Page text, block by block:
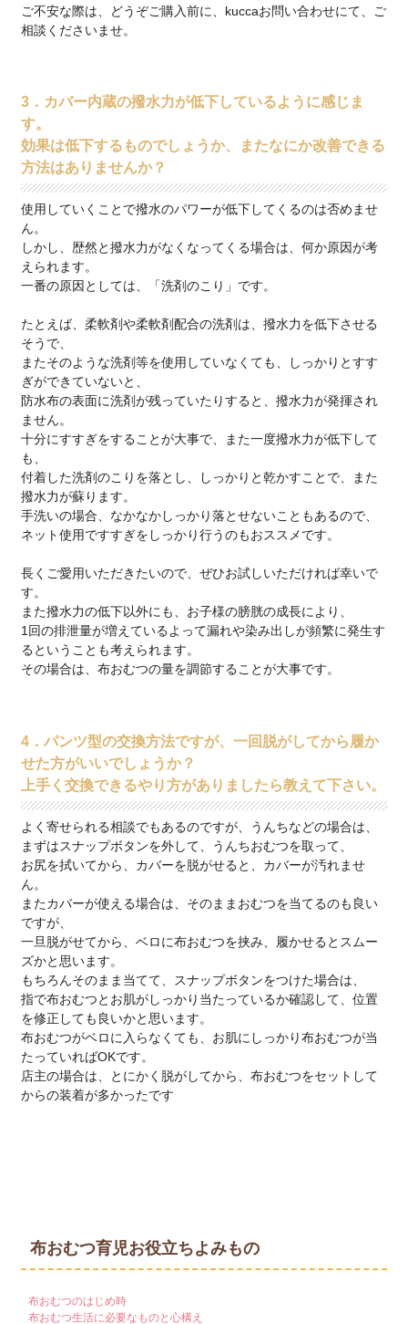
ご不安な際は、どうぞご購入前に、kuccaお問い合わせにて、ご
相談くださいませ。
3．カバー内蔵の撥水力が低下しているように感じま
す。
効果は低下するものでしょうか、またなにか改善できる
方法はありませんか？
使用していくことで撥水のパワーが低下してくるのは否めませ
ん。
しかし、歴然と撥水力がなくなってくる場合は、何か原因が考
えられます。
一番の原因としては、「洗剤のこり」です。
たとえば、柔軟剤や柔軟剤配合の洗剤は、撥水力を低下させる
そうで、
またそのような洗剤等を使用していなくても、しっかりとすす
ぎができていないと、
防水布の表面に洗剤が残っていたりすると、撥水力が発揮され
ません。
十分にすすぎをすることが大事で、また一度撥水力が低下して
も、
付着した洗剤のこりを落とし、しっかりと乾かすことで、また
撥水力が蘇ります。
手洗いの場合、なかなかしっかり落とせないこともあるので、
ネット使用ですすぎをしっかり行うのもおススメです。
長くご愛用いただきたいので、ぜひお試しいただければ幸いで
す。
また撥水力の低下以外にも、お子様の膀胱の成長により、
1回の排泄量が増えているよって漏れや染み出しが頻繁に発生す
るということも考えられます。
その場合は、布おむつの量を調節することが大事です。
4．パンツ型の交換方法ですが、一回脱がしてから履か
せた方がいいでしょうか？
上手く交換できるやり方がありましたら教えて下さい。
よく寄せられる相談でもあるのですが、うんちなどの場合は、
まずはスナップボタンを外して、うんちおむつを取って、
お尻を拭いてから、カバーを脱がせると、カバーが汚れませ
ん。
またカバーが使える場合は、そのままおむつを当てるのも良い
ですが、
一旦脱がせてから、ベロに布おむつを挟み、履かせるとスムー
ズかと思います。
もちろんそのまま当てて、スナップボタンをつけた場合は、
指で布おむつとお肌がしっかり当たっているか確認して、位置
を修正しても良いかと思います。
布おむつがベロに入らなくても、お肌にしっかり布おむつが当
たっていればOKです。
店主の場合は、とにかく脱がしてから、布おむつをセットして
からの装着が多かったです
布おむつ育児お役立ちよみもの
布おむつのはじめ時
布おむつ生活に必要なものと心構え